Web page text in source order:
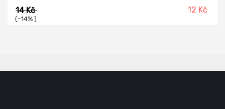
stavebnictví, komunální služby, montáž a balení malých
součástek. Materiál podšívky: 100 % polyester Materiál
povrstvení: zvrásněný latex Oblast povrstvení: povrstvení
14 Kč
(-14% )
12 Kč